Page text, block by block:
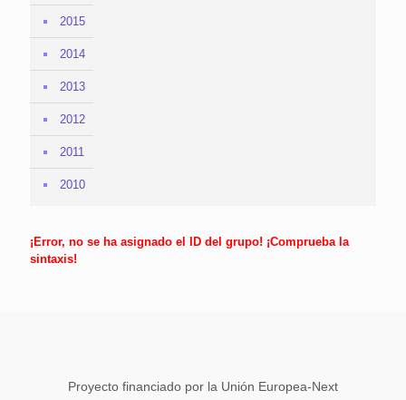
2015
2014
2013
2012
2011
2010
¡Error, no se ha asignado el ID del grupo! ¡Comprueba la
sintaxis!
Proyecto financiado por la Unión Europea-Next